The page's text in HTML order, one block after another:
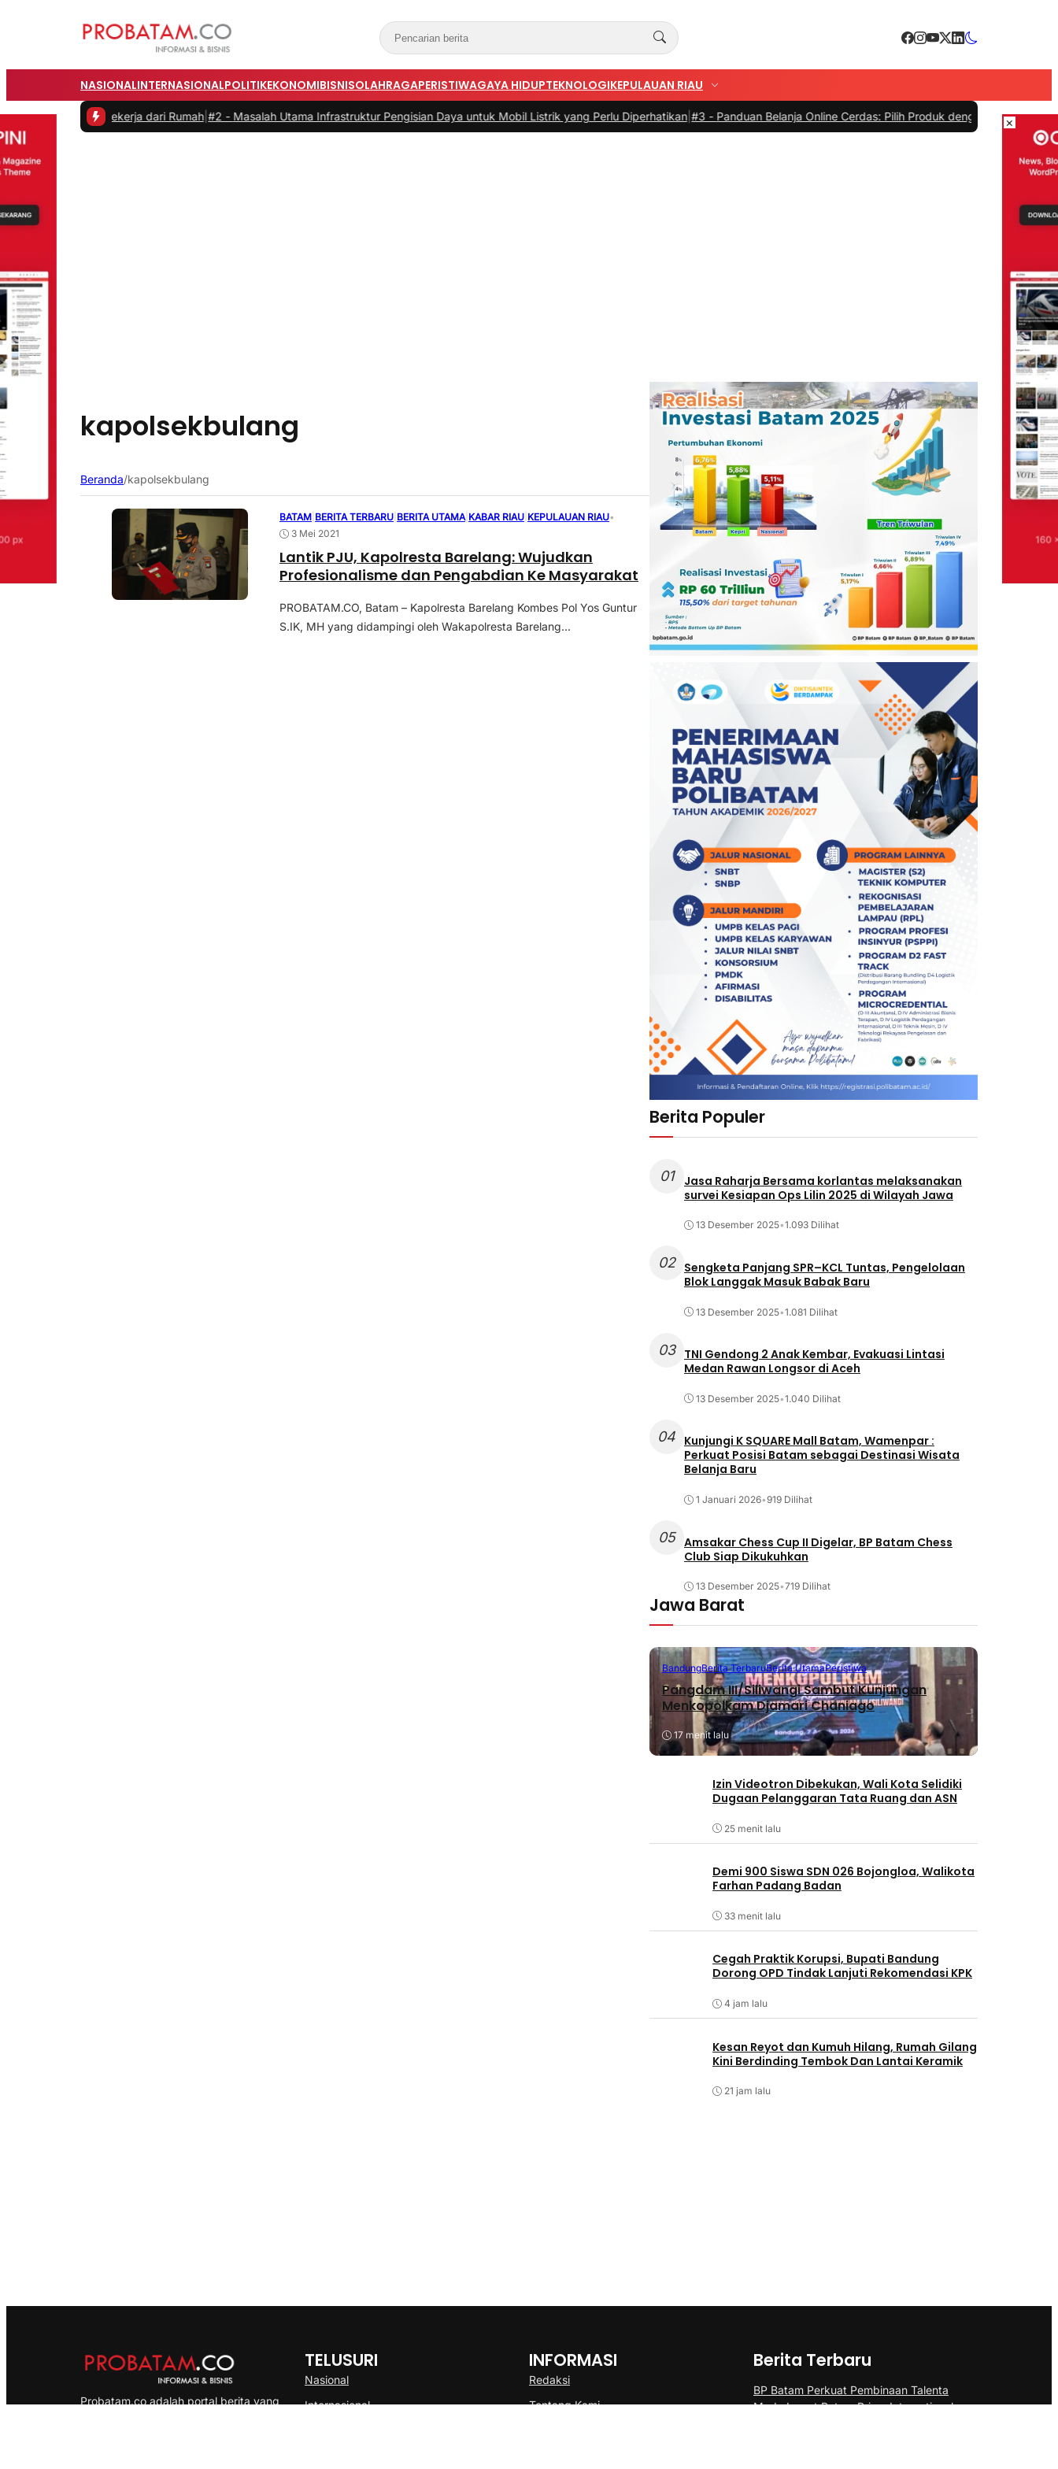
NASIONALINTERNASIONALPOLITIKEKONOMIBISNISOLAHRAGAPERISTIWAGAYA HIDUPTEKNOLOGIKEPULAUAN RIAU
saat Bekerja dari Rumah|#2 -Masalah Utama Infrastruktur Pengisian Daya untuk Mobil Listrik yang Perlu Diperhatikan|#3 -Panduan Belanja Online Cerdas: Pilih Produk dengan Bijak dan Hindari
kapolsekbulang
Beranda/kapolsekbulang
BATAM BERITA TERBARU BERITA UTAMA KABAR RIAU KEPULAUAN RIAU•
3 Mei 2021
Lantik PJU, Kapolresta Barelang: Wujudkan
Profesionalisme dan Pengabdian Ke Masyarakat
PROBATAM.CO, Batam – Kapolresta Barelang Kombes Pol Yos Guntur
S.IK, MH yang didampingi oleh Wakapolresta Barelang...
Berita Populer
01
Jasa Raharja Bersama korlantas melaksanakan
survei Kesiapan Ops Lilin 2025 di Wilayah Jawa
13 Desember 2025•1.093 Dilihat
02
Sengketa Panjang SPR–KCL Tuntas, Pengelolaan
Blok Langgak Masuk Babak Baru
13 Desember 2025•1.081 Dilihat
03
TNI Gendong 2 Anak Kembar, Evakuasi Lintasi
Medan Rawan Longsor di Aceh
13 Desember 2025•1.040 Dilihat
04 Kunjungi K SQUARE Mall Batam, Wamenpar :
Perkuat Posisi Batam sebagai Destinasi Wisata
Belanja Baru
1 Januari 2026•919 Dilihat
05 Amsakar Chess Cup II Digelar, BP Batam Chess
Club Siap Dikukuhkan
13 Desember 2025•719 Dilihat
Jawa Barat
BandungBerita TerbaruBerita UtamaPeristiwa
Pangdam III/Siliwangi Sambut Kunjungan
Menkopolkam Djamari Chaniago
17 menit lalu
Izin Videotron Dibekukan, Wali Kota Selidiki
Dugaan Pelanggaran Tata Ruang dan ASN
25 menit lalu
Demi 900 Siswa SDN 026 Bojongloa, Walikota
Farhan Padang Badan
33 menit lalu
Cegah Praktik Korupsi, Bupati Bandung
Dorong OPD Tindak Lanjuti Rekomendasi KPK
4 jam lalu
Kesan Reyot dan Kumuh Hilang, Rumah Gilang
Kini Berdinding Tembok Dan Lantai Keramik
21 jam lalu
Probatam.co adalah portal berita yang
TELUSURI
Nasional
Internasional
INFORMASI
Redaksi
Tentang Kami
Berita Terbaru
BP Batam Perkuat Pembinaan Talenta
Muda Lewat Batam Prime International
×